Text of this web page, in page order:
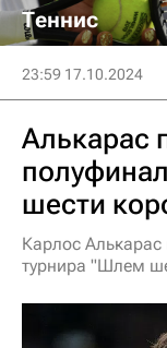
Теннис
23:59 17.10.2024
Алькарас
шести
Карлос
турнира "Шлем